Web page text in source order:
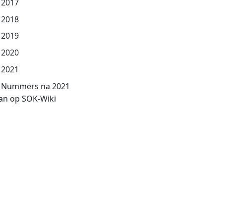
2017
2018
2019
2020
2021
Nummers na 2021
op SOK-Wiki